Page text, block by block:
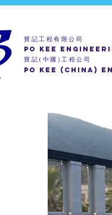
寶記工程有限公司
PO KEE
寶記 ( 中國 ) 工程公司
PO KEE (CHINA)